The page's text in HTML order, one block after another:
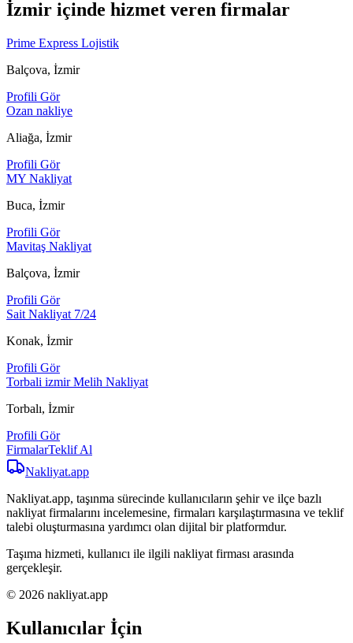
İzmir içinde hizmet veren firmalar
Prime Express Lojistik
Balçova, İzmir
Profili Gör
Ozan nakliye
Aliağa, İzmir
Profili Gör
MY Nakliyat
Buca, İzmir
Profili Gör
Mavitaş Nakliyat
Balçova, İzmir
Profili Gör
Sait Nakliyat 7/24
Konak, İzmir
Profili Gör
Torbali izmir Melih Nakliyat
Torbalı, İzmir
Profili Gör
FirmalarTeklif Al
Nakliyat.app
Nakliyat.app, taşınma sürecinde kullanıcıların şehir ve ilçe bazlı
nakliyat firmalarını incelemesine, firmaları karşılaştırmasına ve teklif
talebi oluşturmasına yardımcı olan dijital bir platformdur.
Taşıma hizmeti, kullanıcı ile ilgili nakliyat firması arasında
gerçekleşir.
© 2026 nakliyat.app
Kullanıcılar İçin